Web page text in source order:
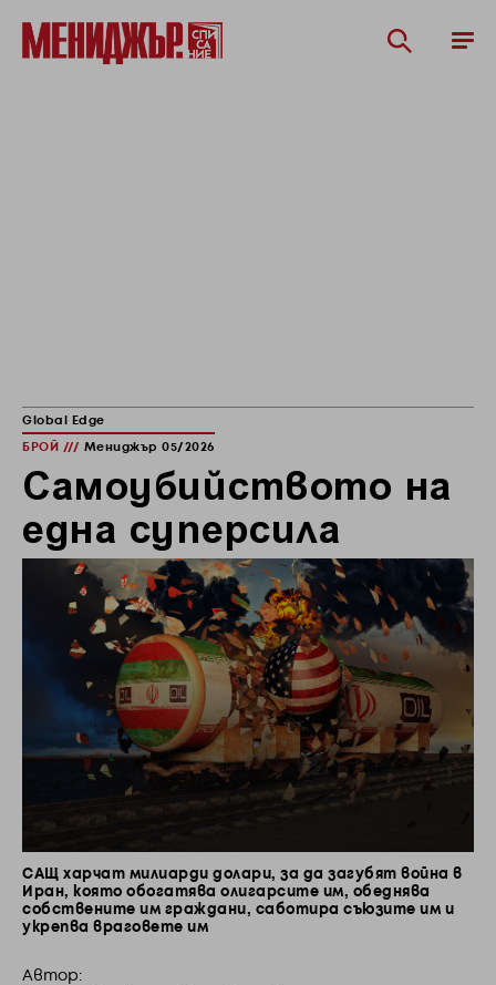
Global Edge
БРОЙ /// Мениджър 05/2026
Самоубийството на
една суперсила
САЩ харчат милиарди долари, за да загубят война в
Иран, която обогатява олигарсите им, обеднява
собствените им граждани, саботира съюзите им и
укрепва враговете им
Автор: